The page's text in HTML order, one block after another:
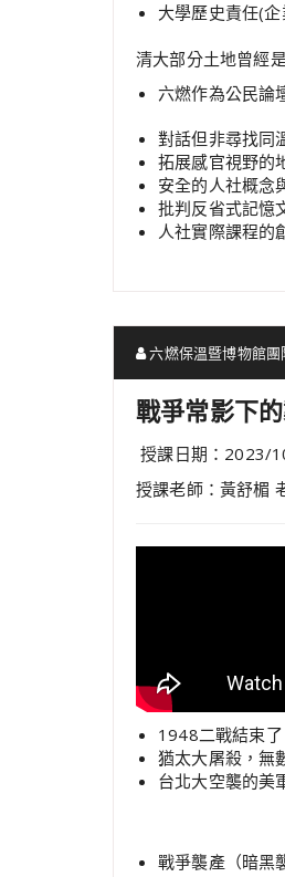
大學歷史責任(
清大部分土地曾經
六燃作為公民論
對話但非尋找同
拓展感官視野的
安全的人社概念
批判反省式記憶
人社實際課程的
六燃保溫暨博物館團
戰爭常影下
授課日期：2023/
授課老師：黃舒楣
1948二戰結束
猶太大屠殺，無
台北大空襲的美
戰爭襲產（暗黑